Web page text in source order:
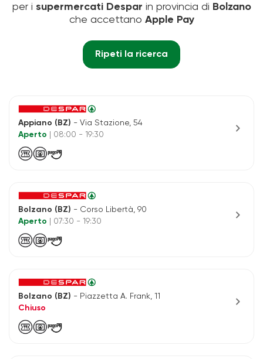
per i supermercati Despar in provincia di Bolzano
che accettano Apple Pay
Ripeti la ricerca
Appiano (BZ) - Via Stazione, 54
Aperto
| 08:00 - 19:30 chevron_right
Bolzano (BZ) - Corso Libertà, 90
Aperto
| 07:30 - 19:30 chevron_right
Bolzano (BZ) - Piazzetta A. Frank, 11
Chiuso
chevron_right